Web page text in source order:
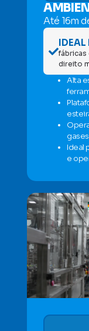
Até 16m
fábricas
direito
Alta
Ideal
e